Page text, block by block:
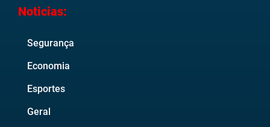
Noticias:
Segurança
Economia
Esportes
Geral